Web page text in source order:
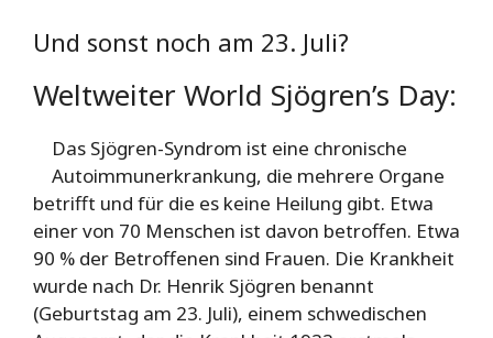
Und sonst noch am 23. Juli?
Weltweiter World Sjögren’s Day:
Das Sjögren-Syndrom ist eine chronische
Autoimmunerkrankung, die mehrere Organe
betrifft und für die es keine Heilung gibt. Etwa
einer von 70 Menschen ist davon betroffen. Etwa
90 % der Betroffenen sind Frauen. Die Krankheit
wurde nach Dr. Henrik Sjögren benannt
(Geburtstag am 23. Juli), einem schwedischen